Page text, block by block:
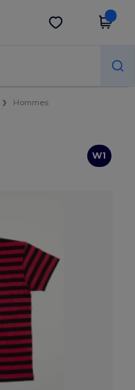
Obtenir l'appli
Hommes
W1